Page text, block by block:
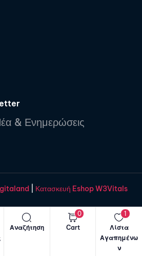
Αναζήτηση Cart
0
Λίστα
Αγαπημένω
ν
1
& Ενημερώσεις
Κατασκευή Eshop W3Vitals